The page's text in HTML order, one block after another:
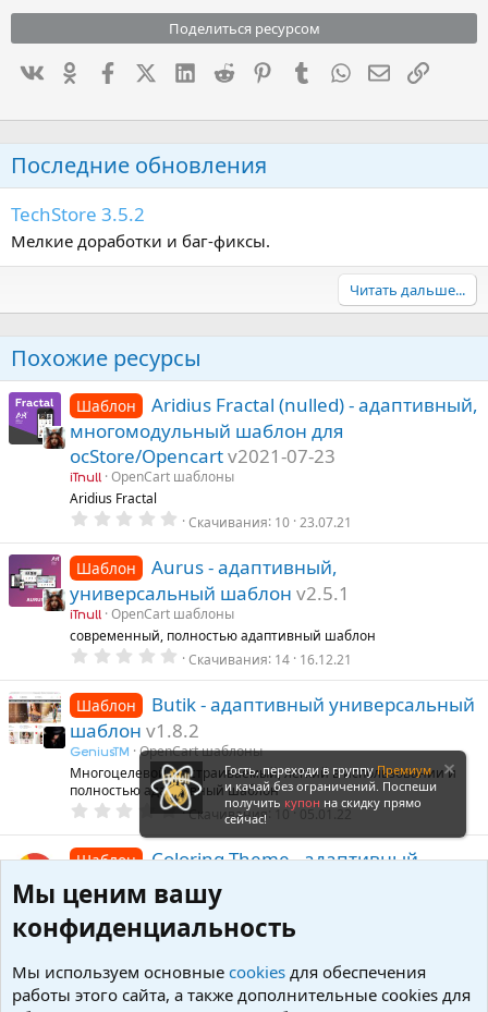
Поделиться ресурсом
ВконтактеОдноклассники
FacebookX (Twitter)LinkedIn
Reddit PinterestTumblrWhatsAppСсылка
Последние обновления
TechStore 3.5.2
Мелкие доработки и баг-фиксы.
Читать дальше...
Похожие ресурсы
Шаблон
Aridius Fractal (nulled) - адаптивный,
многомодульный шаблон для
ocStore/Opencartv2021-07-23
iTnull
OpenCart шаблоны
Aridius Fractal
0
0
0
з
в
ё
з
д
Скачивания 10 23.07.21
Шаблон
Aurus - адаптивный,
универсальный шаблон v2.5.1
iTnull
OpenCart шаблоны
современный, полностью адаптивный шаблон
0
0
0
з
в
ё
з
д
Скачивания 14 16.12.21
Шаблон
Butik - адаптивный универсальный
шаблон v1.8.2
GeniusTM
OpenCart шаблоны
Многоцелевой, настраиваемый, легкий в использовании и
полностью адаптивный шаблон
0
0
0
в
ё
д
Скачивания 10 05.01.22
Шаблон
Coloring Theme - адаптивный
шаблон для OpenСart
iTnull
OpenCart шаблоны
Современный адаптивный шаблон для опенкарт 2.x
0
0
з
Шаблон
CyberStore - адаптивный
Гость, переходи в группуПремиум
и качай без ограничений. Поспеши
получить купон на скидку прямо
сейчас!
Мы ценим вашу
конфиденциальность
Мы используем основные cookies для обеспечения
работы этого сайта, а также дополнительные cookies для